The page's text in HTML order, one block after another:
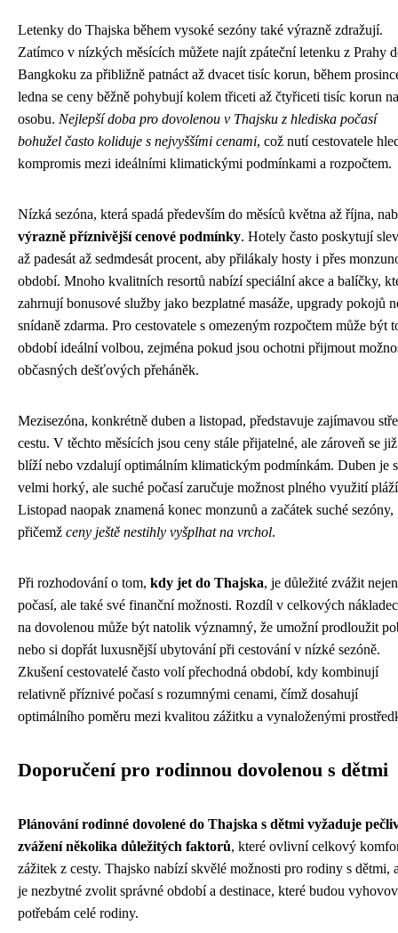
Letenky do Thajska během vysoké sezóny také výrazně zdražují.
Zatímco v nízkých měsících můžete najít zpáteční letenku z Prahy
Bangkoku za přibližně patnáct až dvacet tisíc korun, během
ledna se ceny běžně pohybují kolem třiceti až čtyřiceti tisíc korun na
osobu. Nejlepší doba pro dovolenou v Thajsku z hlediska počasí
bohužel často koliduje s nejvyššími cenami, což nutí cestovatele
kompromis mezi ideálními klimatickými podmínkami a rozpočtem.
Nízká sezóna, která spadá především do měsíců května až října,
výrazně příznivější cenové podmínky. Hotely často poskytují
až padesát až sedmdesát procent, aby přilákaly hosty i přes
období. Mnoho kvalitních resortů nabízí speciální akce a balíčky,
zahrnují bonusové služby jako bezplatné masáže, upgrady pokojů
snídaně zdarma. Pro cestovatele s omezeným rozpočtem může být
období ideální volbou, zejména pokud jsou ochotni přijmout
občasných dešťových přeháněk.
Mezisezóna, konkrétně duben a listopad, představuje zajímavou
cestu. V těchto měsících jsou ceny stále přijatelné, ale zároveň se již
blíží nebo vzdalují optimálním klimatickým podmínkám. Duben je
velmi horký, ale suché počasí zaručuje možnost plného využití
Listopad naopak znamená konec monzunů a začátek suché sezóny,
přičemž ceny ještě nestihly vyšplhat na vrchol.
Při rozhodování o tom, kdy jet do Thajska, je důležité zvážit nejen
počasí, ale také své finanční možnosti. Rozdíl v celkových
na dovolenou může být natolik významný, že umožní prodloužit
nebo si dopřát luxusnější ubytování při cestování v nízké sezóně.
Zkušení cestovatelé často volí přechodná období, kdy kombinují
relativně příznivé počasí s rozumnými cenami, čímž dosahují
optimálního poměru mezi kvalitou zážitku a vynaloženými
Doporučení pro rodinnou dovolenou s dětmi
Plánování rodinné dovolené do Thajska s dětmi vyžaduje
zvážení několika důležitých faktorů, které ovlivní celkový
zážitek z cesty. Thajsko nabízí skvělé možnosti pro rodiny s dětmi,
je nezbytné zvolit správné období a destinace, které budou
potřebám celé rodiny.